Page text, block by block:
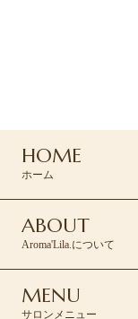
HOME
ホーム
ABOUT
Aroma'Lila.について
MENU
サロンメニュー